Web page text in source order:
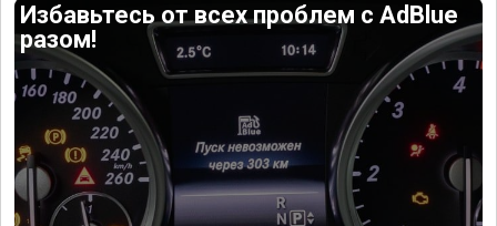
Избавьтесь от всех проблем с AdBlue
разом!